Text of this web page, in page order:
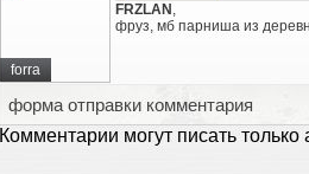
forra
FRZLAN ,
фруз, мб парниша из
форма отправки комментария
Комментарии могут писать